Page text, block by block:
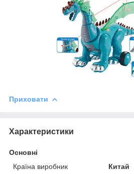
Приховати
Характеристики
Основні
Країна виробник
Китай